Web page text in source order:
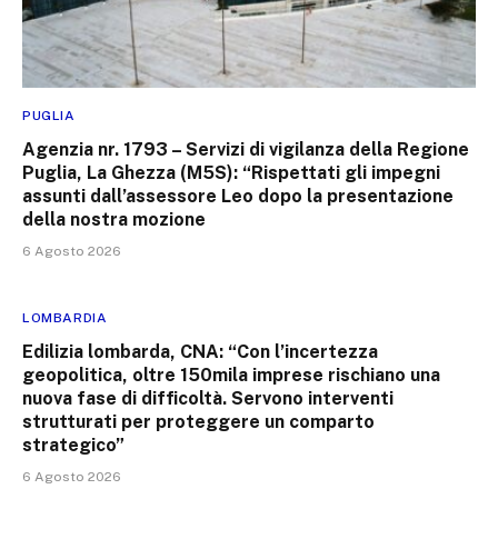
PUGLIA
Agenzia nr. 1793 – Servizi di vigilanza della Regione
Puglia, La Ghezza (M5S): “Rispettati gli impegni
assunti dall’assessore Leo dopo la presentazione
della nostra mozione
6 Agosto 2026
LOMBARDIA
Edilizia lombarda, CNA: “Con l’incertezza
geopolitica, oltre 150mila imprese rischiano una
nuova fase di difficoltà. Servono interventi
strutturati per proteggere un comparto
strategico”
6 Agosto 2026